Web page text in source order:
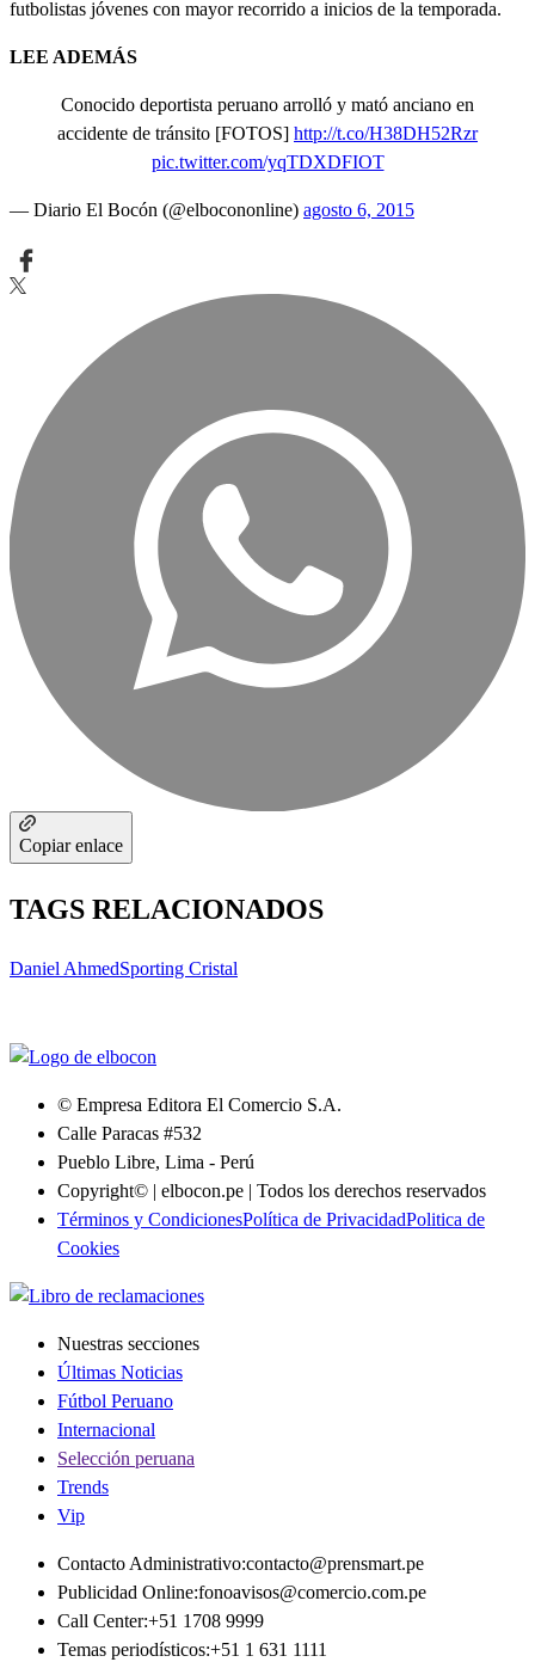
futbolistas jóvenes con mayor recorrido a inicios de la temporada.
LEE ADEMÁS
Conocido deportista peruano arrolló y mató anciano en
accidente de tránsito [FOTOS] http://t.co/H38DH52Rzr
pic.twitter.com/yqTDXDFIOT
— Diario El Bocón (@elbocononline) agosto 6, 2015
Copiar enlace
TAGS RELACIONADOS
Daniel AhmedSporting Cristal
© Empresa Editora El Comercio S.A.
Calle Paracas #532
Pueblo Libre, Lima - Perú
Copyright© | elbocon.pe | Todos los derechos reservados
Términos y CondicionesPolítica de PrivacidadPolitica de
Cookies
Nuestras secciones
Últimas Noticias
Fútbol Peruano
Internacional
Selección peruana
Trends
Vip
Contacto Administrativo:contacto@prensmart.pe
Publicidad Online:fonoavisos@comercio.com.pe
Call Center:+51 1708 9999
Temas periodísticos:+51 1 631 1111